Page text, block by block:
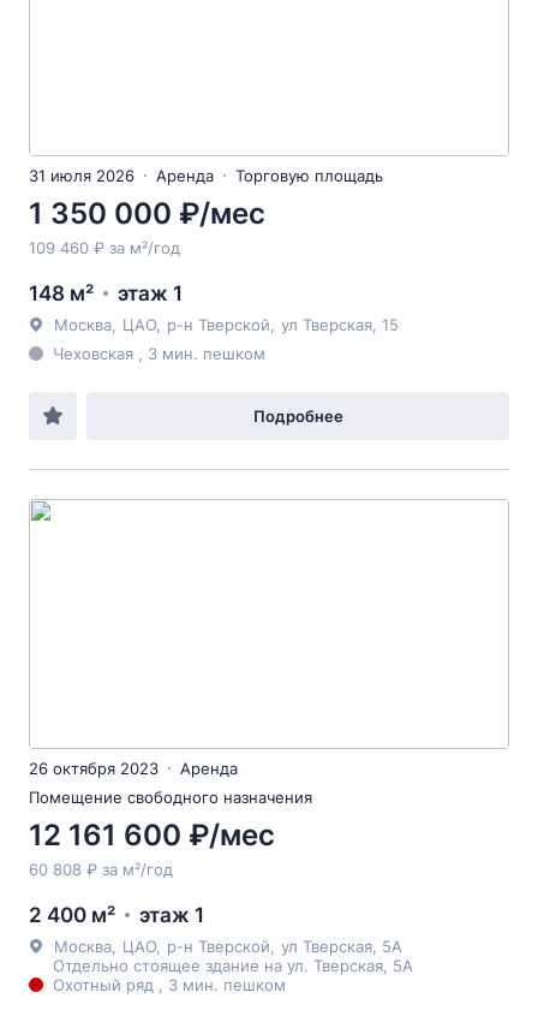
31 июля 2026 Аренда Торговую площадь
1 350 000 ₽/мес
109 460 ₽ за м²/год
148 м² этаж 1
Москва ЦАО р-н Тверской ул Тверская , 15
Чеховская , 3 мин. пешком
Подробнее
26 октября 2023
Аренда
Помещение свободного назначения
12 161 600 ₽/мес
60 808 ₽ за м²/год
2 400 м² этаж 1
Москва ЦАО р-н Тверской ул Тверская , 5А
Отдельно стоящее здание на ул. Тверская, 5А
Охотный ряд , 3 мин. пешком